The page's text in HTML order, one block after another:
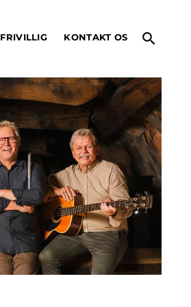
FRIVILLIG KONTAKT OS search